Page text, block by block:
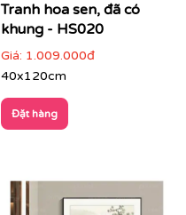
Tranh hoa sen, đã có
khung - HS020
Giá: 1.009.000đ
40x120cm
Đặt hàng